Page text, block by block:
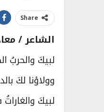
Share
الشاعر /
لبيكَ والحربُ
وولاؤنا لكَ
لبيكَ